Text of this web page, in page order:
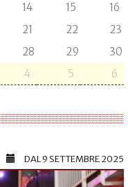
14 15
16
21 22
23
28 29
30
4 5 6
DAL9 SETTEMBRE 2025